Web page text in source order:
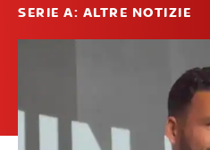
SERIE A: ALTRE NOTIZIE